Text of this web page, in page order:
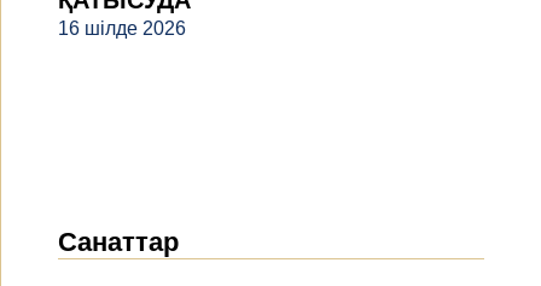
16 шілде 2026
Санаттар